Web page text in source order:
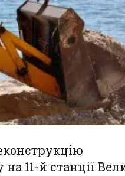
11-й станції